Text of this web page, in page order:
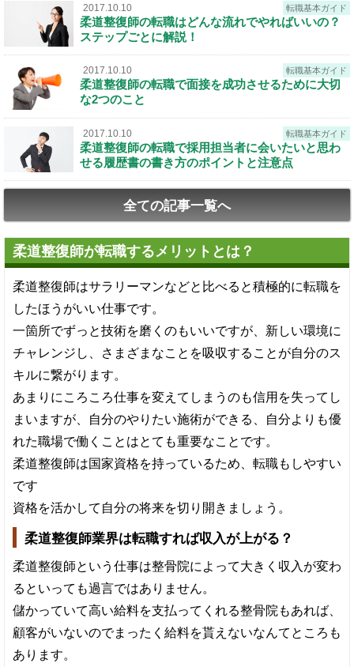
2017.10.10 転職基本ガイド
柔道整復師の転職はどんな流れでやればいいの？
ステップごとに解説！
2017.10.10 転職基本ガイド
柔道整復師の転職で面接を成功させるために大切
な2つのこと
2017.10.10 転職基本ガイド
柔道整復師の転職で採用担当者に会いたいと思わ
せる履歴書の書き方のポイントと注意点
全ての記事一覧へ
柔道整復師が転職するメリットとは？
柔道整復師はサラリーマンなどと比べると積極的に転職を
したほうがいい仕事です。
一箇所でずっと技術を磨くのもいいですが、新しい環境に
チャレンジし、さまざまなことを吸収することが自分のス
キルに繋がります。
あまりにころころ仕事を変えてしまうのも信用を失ってし
まいますが、自分のやりたい施術ができる、自分よりも優
れた職場で働くことはとても重要なことです。
柔道整復師は国家資格を持っているため、転職もしやすい
です
資格を活かして自分の将来を切り開きましょう。
柔道整復師業界は転職すれば収入が上がる？
柔道整復師という仕事は整骨院によって大きく収入が変わ
るといっても過言ではありません。
儲かっていて高い給料を支払ってくれる整骨院もあれば、
顧客がいないのでまったく給料を貰えないなんてところも
あります。